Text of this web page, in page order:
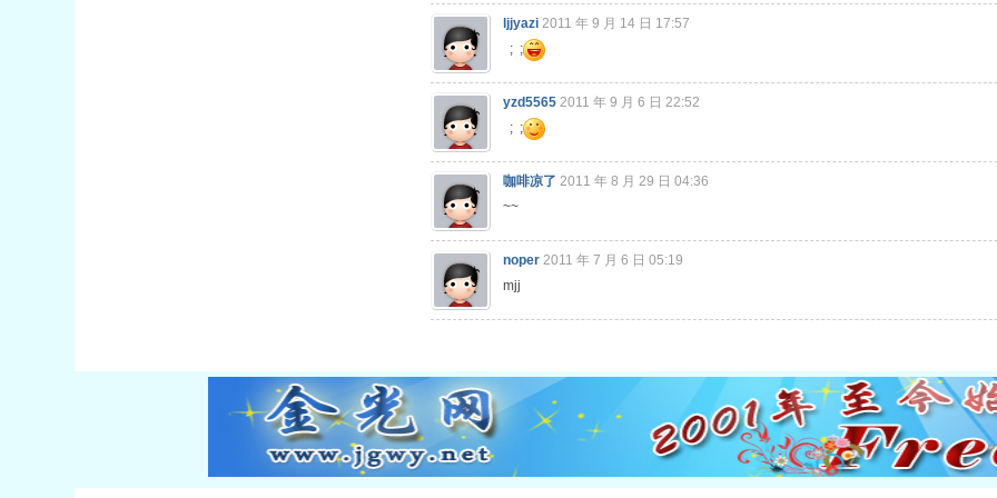
ljjyazi 2011 年 9 月 14 日 17:57
; ;
yzd5565 2011 年 9 月 6 日 22:52
; ;
咖啡凉了 2011 年 8 月 29 日 04:36
~~
noper 2011 年 7 月 6 日 05:19
mjj